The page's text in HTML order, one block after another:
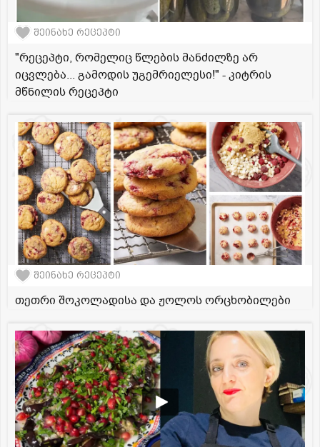
შეინახე რეცეპტი
"რეცეპტი, რომელიც წლების მანძილზე არ
იცვლება... გამოდის უგემრიელესი!" - კიტრის
მწნილის რეცეპტი
შეინახე რეცეპტი
თეთრი შოკოლადისა და ჟოლოს ორცხობილები